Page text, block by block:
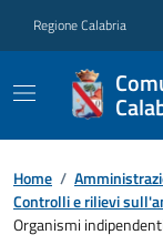
Regione Calabria
Home /
Controlli e rilievi
Organismi